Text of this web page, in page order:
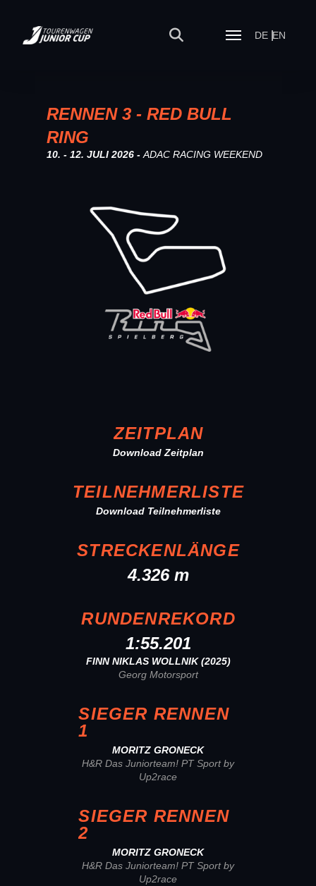
DE EN
RENNEN 3 - RED BULL
RING
10. - 12. JULI 2026 -ADAC RACING WEEKEND
ZEITPLAN
Download Zeitplan
TEILNEHMERLISTE
Download Teilnehmerliste
STRECKENLÄNGE
4.326 m
RUNDENREKORD
1:55.201
FINN NIKLAS WOLLNIK (2025)
Georg Motorsport
SIEGER RENNEN
1
MORITZ GRONECK
H&R Das Juniorteam! PT Sport by
Up2race
SIEGER RENNEN
2
MORITZ GRONECK
H&R Das Juniorteam! PT Sport by
Up2race